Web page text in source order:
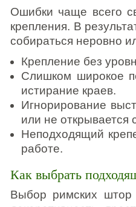
Ошибки чаще всего
крепления. В
собираться неровно
Крепление без
Слишком широкое
истирание краев.
Игнорирование
или не открывается
Неподходящий
работе.
Как выбрать
Выбор римских штор